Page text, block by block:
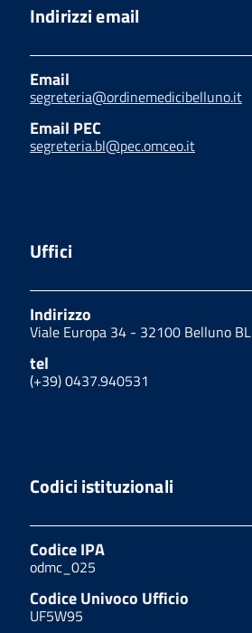
Indirizzi email
Email
segreteria@ordinemedicibelluno.it
Email PEC
segreteria.bl@pec.omceo.it
Uffici
Indirizzo
Viale Europa 34 - 32100 Belluno BL
tel
(+39) 0437.940531
Codici istituzionali
Codice IPA
odmc_025
Codice Univoco Ufficio
UF5W95